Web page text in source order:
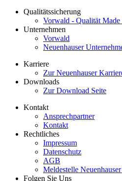
Qualitätssicherung
Vorwald - Qualität Made
Unternehmen
Vorwald
Neuenhauser
Karriere
Zur Neuenhauser
Downloads
Zur Download Seite
Kontakt
Ansprechpartner
Kontakt
Rechtliches
Impressum
Datenschutz
AGB
Meldestelle
Folgen Sie Uns